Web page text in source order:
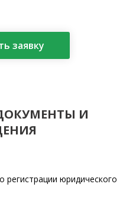
заявку
И
регистрации юридического